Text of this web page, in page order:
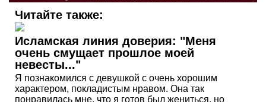
Читайте также:
Исламская линия доверия: "Меня
очень смущает прошлое моей
невесты..."
Я познакомился с девушкой с очень хорошим
характером, покладистым нравом. Она так
понравилась мне, что я готов был жениться, но